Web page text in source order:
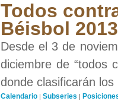
Todos
Béisbol
Desde el 3 de
diciembre de “todos
donde clasificarán
Calendario | Subseries |